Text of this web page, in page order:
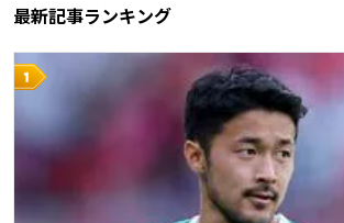
最新記事ランキング